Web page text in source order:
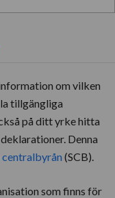
om vilken
tillgängliga
på ditt yrke hitta
Denna
(SCB).
som finns för